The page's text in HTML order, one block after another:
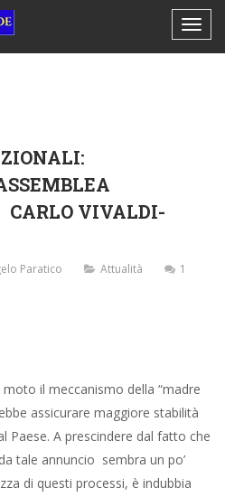
CARLO VIVALDI-
Paratico Attualità 1
il meccanismo della “madre
assicurare maggiore stabilità
Paese. A prescindere dal fatto che
tale annuncio sembra un po’
di questi processi, è indubbia